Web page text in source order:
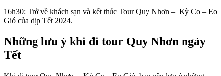
16h30: Trở về khách sạn và kết thúc Tour Quy Nhơn – Kỳ Co – Eo
Gió của dịp Tết 2024.
Những lưu ý khi đi tour Quy Nhơn ngày
Tết